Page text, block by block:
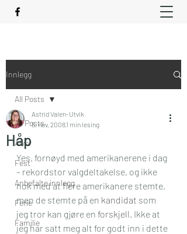
Innlegg
All Posts
Alvor
Fest
Anbefalte innlegg
Ferie
Familie
All Posts
Håp
Astrid Valen-Utvik
5. nov. 20081 min lesing
Yes, fornøyd med amerikanerene i dag
– rekordstor valgdeltakelse, og ikke
nok med at flere amerikanere stemte,
men de stemte på en kandidat som
jeg tror kan gjøre en forskjell. Ikke at
jeg har satt meg alt for godt inn i dette